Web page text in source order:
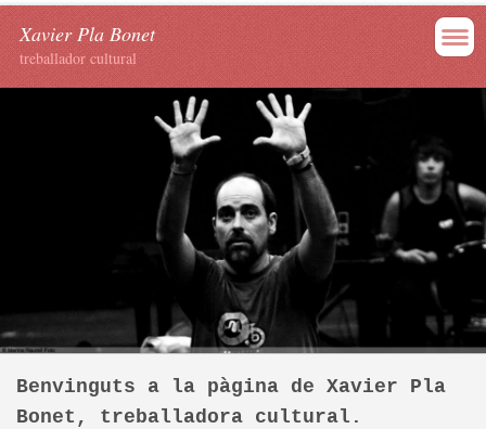
Xavier Pla Bonet
treballador cultural
Benvinguts a la pàgina de Xavier Pla
Bonet, treballadora cultural.